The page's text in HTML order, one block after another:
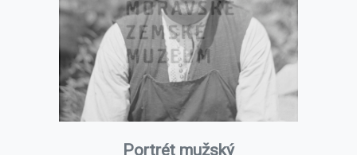
Portrét mužský